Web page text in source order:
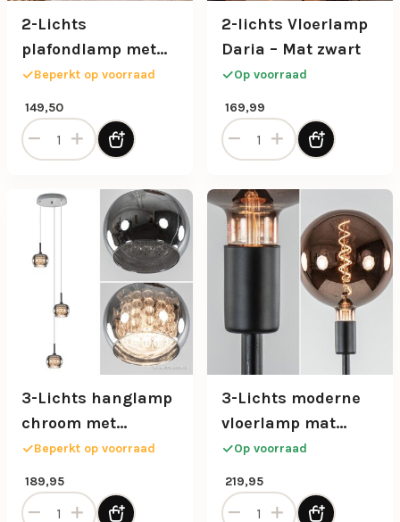
2-Lichts
plafondlamp met
vierkante spots
mat zwart
Beperkt op voorraad
149,50
2-Lichts plafondlamp met vierkante spots mat zwart
2-lichts Vloerlamp
Daria – Mat zwart
Op voorraad
169,99
2-lichts Vloerlamp Daria -
3-Lichts hanglamp
chroom met
smokey glazen
kappen
Beperkt op voorraad
189,95
3-Lichts hanglamp chroom met smokey glazen kappen
3-Lichts moderne
vloerlamp mat
zwart exclusief
lichtbron
Op voorraad
219,95
3-Lichts moderne